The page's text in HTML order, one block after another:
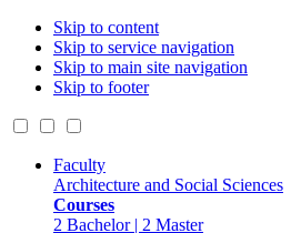
Skip to content
Skip to service navigation
Skip to main site navigation
Skip to footer
Faculty
Architecture and Social Sciences
Courses
2 Bachelor | 2 Master